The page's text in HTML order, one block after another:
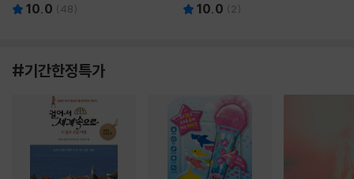
10.0 (48) 10.0 ( 2)
#기간한정특가